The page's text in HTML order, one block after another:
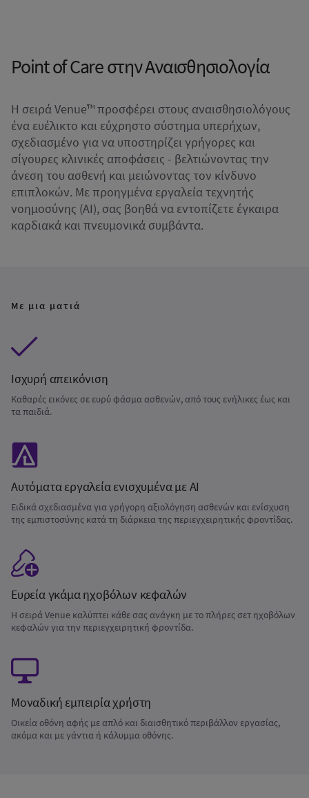
Point of Care στην Αναισθησιολογία
Η σειρά Venue™ προσφέρει στους αναισθησιολόγους
ένα ευέλικτο και εύχρηστο σύστημα υπερήχων,
σχεδιασμένο για να υποστηρίζει γρήγορες και
σίγουρες κλινικές αποφάσεις - βελτιώνοντας την
άνεση του ασθενή και μειώνοντας τον κίνδυνο
επιπλοκών. Με προηγμένα εργαλεία τεχνητής
νοημοσύνης (AI), σας βοηθά να εντοπίζετε έγκαιρα
καρδιακά και πνευμονικά συμβάντα.
Με μια ματιά
Ισχυρή απεικόνιση
Καθαρές εικόνες σε ευρύ φάσμα ασθενών, από τους ενήλικες έως και
τα παιδιά.
Αυτόματα εργαλεία ενισχυμένα με AI
Ειδικά σχεδιασμένα για γρήγορη αξιολόγηση ασθενών και ενίσχυση
της εμπιστοσύνης κατά τη διάρκεια της περιεγχειρητικής φροντίδας.
Ευρεία γκάμα ηχοβόλων κεφαλών
Η σειρά Venue καλύπτει κάθε σας ανάγκη με το πλήρες σετ ηχοβόλων
κεφαλών για την περιεγχειρητική φροντίδα.
Μοναδική εμπειρία χρήστη
Οικεία οθόνη αφής με απλό και διαισθητικό περιβάλλον εργασίας,
ακόμα και με γάντια ή κάλυμμα οθόνης.